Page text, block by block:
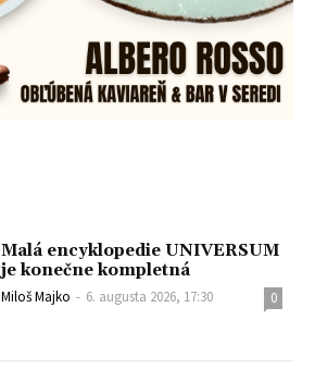
Malá encyklopedie UNIVERSUM
je konečne kompletná
Miloš Majko - 6. augusta 2026, 17:30 0